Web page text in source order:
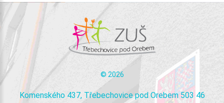
© 2026
Komenského 437, Třebechovice pod Orebem 503 46